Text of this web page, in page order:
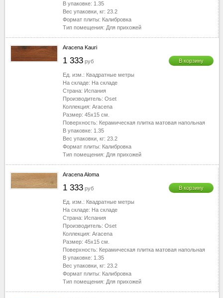
В упаковке: 1.35
Вес упаковки, кг: 23.2
Формат плиты: Калибровка
Тип помещения: Для прихожей
Aracena Kauri
1 333 руб В корзину
Ед. изм.: Квадратные метры
На складе: На складе
Страна: Испания
Производитель: Oset
Коллекция: Aracena
Размер: 45x15 см.
Поверхность: Керамическая плитка матовая напольная
В упаковке: 1.35
Вес упаковки, кг: 23.2
Формат плиты: Калибровка
Тип помещения: Для прихожей
Aracena Aloma
1 333 руб В корзину
Ед. изм.: Квадратные метры
На складе: На складе
Страна: Испания
Производитель: Oset
Коллекция: Aracena
Размер: 45x15 см.
Поверхность: Керамическая плитка матовая напольная
В упаковке: 1.35
Вес упаковки, кг: 23.2
Формат плиты: Калибровка
Тип помещения: Для прихожей